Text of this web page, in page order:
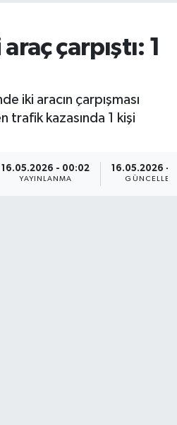
çarpıştı: 1
iki aracın çarpışması
trafik kazasında 1 kişi
16.05.2026 - 00:02
YAYINLANMA
16.05.2026 -